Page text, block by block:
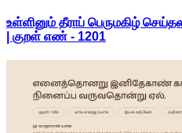
உள்ளினும் தீராப் பெருமகிழ்
| குறள் எண் - 1201